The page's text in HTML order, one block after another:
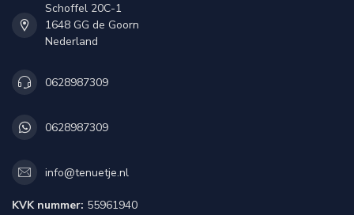
Schoffel 20C-1
1648 GG de Goorn
Nederland
0628987309
0628987309
info@tenuetje.nl
KVK nummer: 55961940